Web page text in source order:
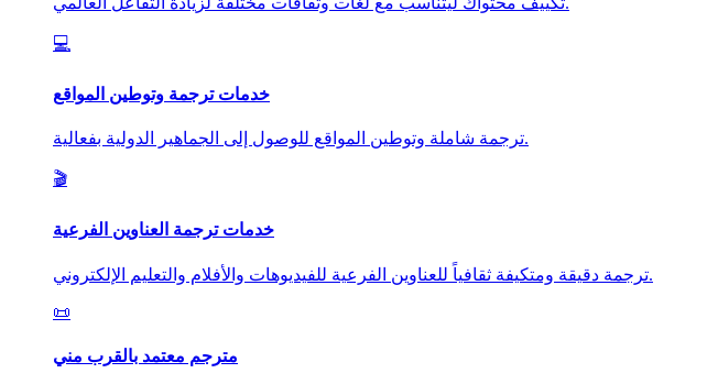
💻
خدمات ترجمة وتوطين المواقع
ترجمة شاملة وتوطين المواقع للوصول إلى الجماهير الدولية بفعالية.
🎬
خدمات ترجمة العناوين الفرعية
ترجمة دقيقة ومتكيفة ثقافياً للعناوين الفرعية للفيديوهات والأفلام والتعليم الإلكتروني.
📜
مترجم معتمد بالقرب مني